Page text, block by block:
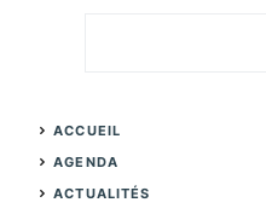
ACCUEIL
AGENDA
ACTUALITÉS